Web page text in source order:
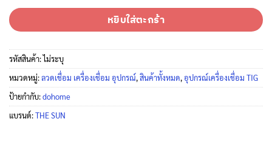
หยิบใส่ตะกร้า
รหัสสินค้า:ไม่ระบุ
หมวดหมู่:ลวดเชื่อม เครื่องเชื่อม อุปกรณ์,สินค้าทั้งหมด,อุปกรณ์เครื่องเชื่อม TIG
ป้ายกำกับ:dohome
แบรนด์:THE SUN